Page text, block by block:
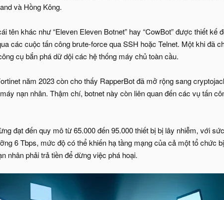
và Hồng Kông.
tên khác như “Eleven Eleven Botnet” hay “CowBot” được thiết kế
các cuộc tấn công brute-force qua SSH hoặc Telnet. Một khi đã
cụ bắn phá dữ dội các hệ thống máy chủ toàn cầu.
năm 2023 còn cho thấy RapperBot đã mở rộng sang
nạn nhân. Thậm chí, botnet này còn liên quan đến các vụ tấn
đạt đến quy mô từ 65.000 đến 95.000 thiết bị bị lây nhiễm, với
6 Tbps, mức độ có thể khiến hạ tầng mạng của cả một tổ chức
nhân phải trả tiền để dừng việc phá hoại.